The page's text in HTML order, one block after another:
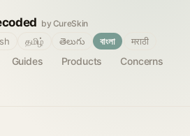
by CureSkin
Guides Products
Concerns
தமிழ் తెలుగు বাংলা मराठी